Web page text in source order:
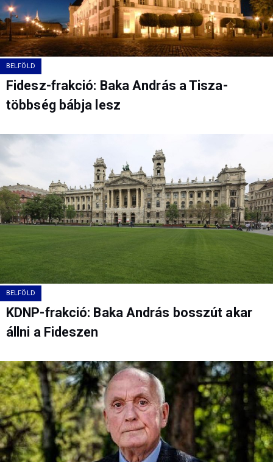
BELFÖLD
Fidesz-frakció: Baka András a Tisza-
többség bábja lesz
BELFÖLD
KDNP-frakció: Baka András bosszút akar
állni a Fideszen